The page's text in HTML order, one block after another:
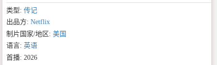
类型: 传记
出品方: Netflix
制片国家/地区: 美国
语言: 英语
首播: 2026